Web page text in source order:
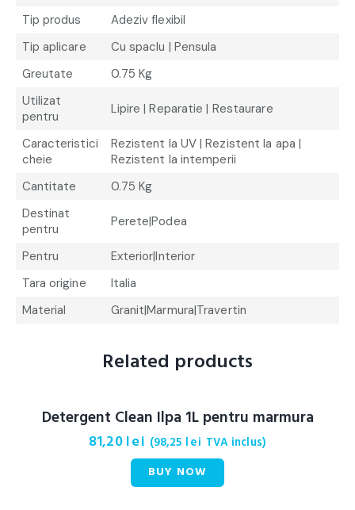
Tip produs
Adeziv flexibil
Tip aplicare
Cu spaclu | Pensula
Greutate
0.75 Kg
Utilizat
pentru
Lipire | Reparatie | Restaurare
Caracteristici
cheie
Rezistent la UV | Rezistent la apa |
Rezistent la intemperii
Cantitate
0.75 Kg
Destinat
pentru
Perete|Podea
Pentru
Exterior|Interior
Tara origine
Italia
Material
Granit|Marmura|Travertin
Related products
Detergent Clean Ilpa 1L pentru marmura
81,20 lei (98,25 lei TVA inclus)
BUY NOW